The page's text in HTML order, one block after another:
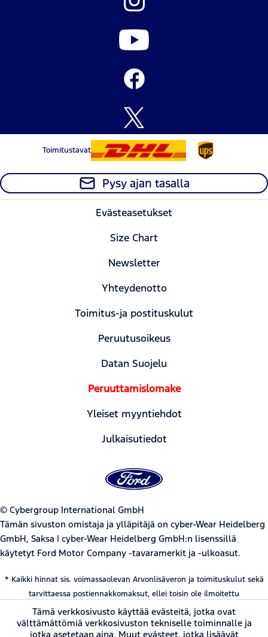
Toimitustavat
Pysy ajan tasalla
Evästeasetukset
Size Chart
Newsletter
Yhteydenotto
Toimitus-ja postituskulut
Peruutusoikeus
Datan Suojelu
Peruuttamislomake
Yleiset myyntiehdot
Julkaisutiedot
© Cybergroup International GmbH
Tämän sivuston omistaja ja ylläpitäjä on cyber-Wear Heidelberg
GmbH, Saksa | cyber-Wear Heidelberg GmbH:n lisenssillä
käytetyt Ford Motor Company -tavaramerkit ja -ulkoasut.
* Kaikki hinnat sis. voimassaolevan Arvonlisäveron ja toimituskulutsekä
tarvittaessa postiennakkomaksut, ellei toisin ole ilmoitettu
Tämä verkkosivusto käyttää evästeitä, jotka ovat
välttämättömiä verkkosivuston tekniselle toiminnalle ja
jotka asetetaan aina. Muut evästeet, jotka lisäävät